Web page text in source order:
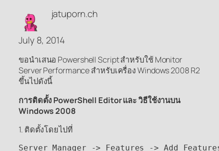
jatuporn.ch
July 8, 2014
ขอนำเสนอ Powershell Script สำหรับใช้ Monitor
Server Performance สำหรับเครื่อง Windows 2008 R2
ขึ้นไปดังนี้
การติดตั้ง PowerShell Editor และ วิธีใช้งานบน
Windows 2008
1. ติดตั้งโดยไปที่